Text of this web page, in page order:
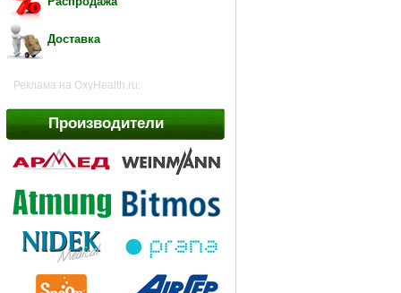
Доставка
Реклама на OxyHealth.ru:
Производители